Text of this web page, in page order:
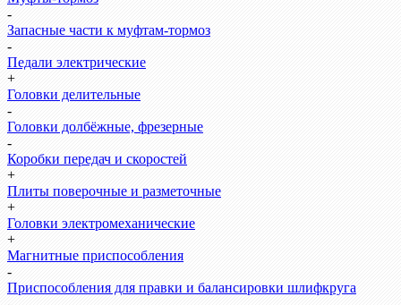
-
Запасные части к муфтам-тормоз
-
Педали электрические
+
Головки делительные
-
Головки долбёжные, фрезерные
-
Коробки передач и скоростей
+
Плиты поверочные и разметочные
+
Головки электромеханические
+
Магнитные приспособления
-
Приспособления для правки и балансировки шлифкруга